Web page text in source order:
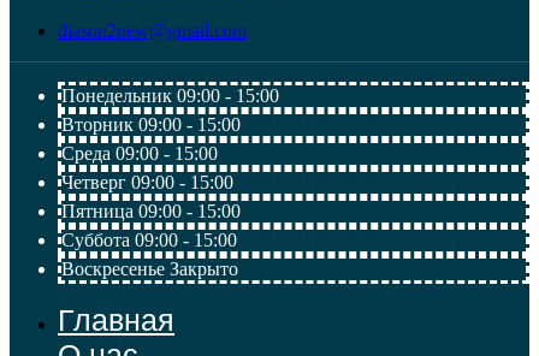
diason2new@gmail.com
Понедельник 09:00 - 15:00
Вторник 09:00 - 15:00
Среда 09:00 - 15:00
Четверг 09:00 - 15:00
Пятница 09:00 - 15:00
Суббота 09:00 - 15:00
Воскресенье Закрыто
Главная